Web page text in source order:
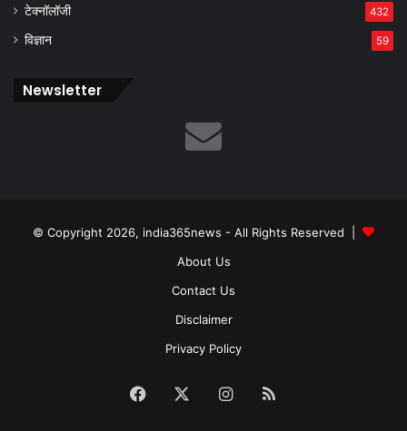
टेक्नॉलॉजी 432
विज्ञान 59
Newsletter
© Copyright 2026, india365news - All Rights Reserved |
About Us
Contact Us
Disclaimer
Privacy Policy
Facebook Instagram
RSS